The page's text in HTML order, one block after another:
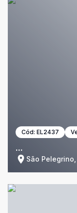
Cód: EL2437
...
São